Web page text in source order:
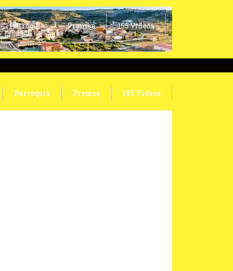
Parròquia Premsa 155 Vídeos
Parròquia Premsa 155 Vídeos